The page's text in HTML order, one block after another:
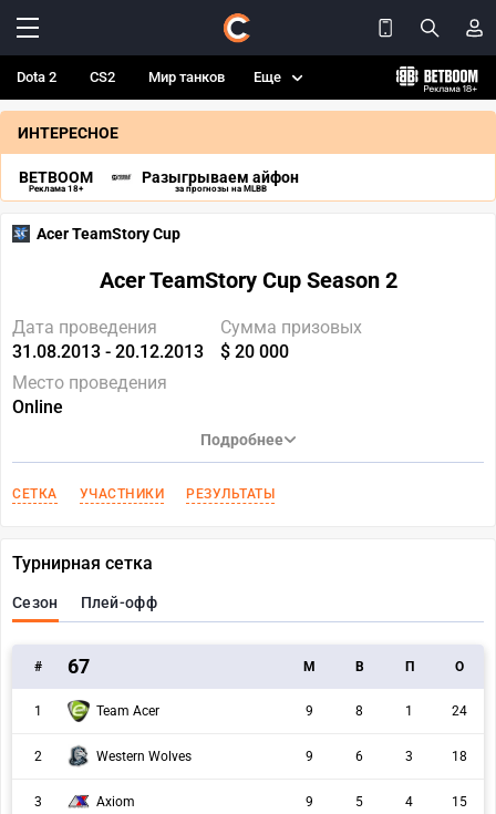
Dota 2 CS2 Мир танков Еще
ИНТЕРЕСНОЕ
BETBOOM
Реклама 18+
Разыгрываем айфон
за прогнозы на MLBB
Acer TeamStory Cup
Acer TeamStory Cup Season 2
Дата проведения
31.08.2013 - 20.12.2013
Сумма призовых
$ 20 000
Место проведения
Online
Подробнее
СЕТКА УЧАСТНИКИ РЕЗУЛЬТАТЫ
Турнирная сетка
Сезон Плей-офф
# 67 M В П О
1 Team Acer 9 8 1 24
2 Western Wolves 9 6 3 18
3 Axiom 9 5 4 15